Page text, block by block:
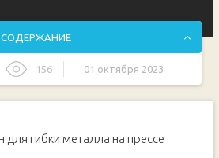
СОДЕРЖАНИЕ
156 01 октября 2023